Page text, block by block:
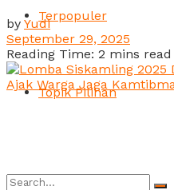
Terpopuler
Topik Pilihan
by Yudi
September 29, 2025
Reading Time: 2 mins read